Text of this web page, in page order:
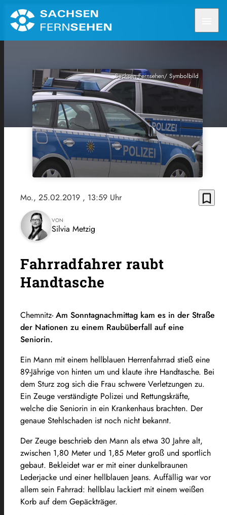
Sachsen Fernsehen/ Symbolbild
Mo., 25.02.2019 , 13:59 Uhr bookmark_border
VON
Silvia Metzig
Fahrradfahrer raubt
Handtasche
Chemnitz-Am Sonntagnachmittag kam es in der Straße
der Nationen zu einem Raubüberfall auf eine
Seniorin.
Ein Mann mit einem hellblauen Herrenfahrrad stieß eine
89-Jährige von hinten um und klaute ihre Handtasche. Bei
dem Sturz zog sich die Frau schwere Verletzungen zu.
Ein Zeuge verständigte Polizei und Rettungskräfte,
welche die Seniorin in ein Krankenhaus brachten. Der
genaue Stehlschaden ist noch nicht bekannt.
Der Zeuge beschrieb den Mann als etwa 30 Jahre alt,
zwischen 1,80 Meter und 1,85 Meter groß und sportlich
gebaut. Bekleidet war er mit einer dunkelbraunen
Lederjacke und einer hellblauen Jeans. Auffällig war vor
allem sein Fahrrad: hellblau lackiert mit einem weißen
Korb auf dem Gepäckträger.